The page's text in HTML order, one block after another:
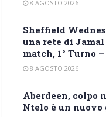
8 AGOSTO 2026
Sheffield
una rete di
match, 1° Turno
8 AGOSTO 2026
Aberdeen, colpo
Ntelo è un nuovo